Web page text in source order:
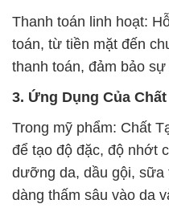
Thanh toán linh hoạt:
toán, từ tiền mặt đến
thanh toán, đảm bảo
3. Ứng Dụng Của
Trong mỹ phẩm: Chất
để tạo độ đặc, độ nhớt
dưỡng da, dầu gội, sữa
dàng thấm sâu vào da